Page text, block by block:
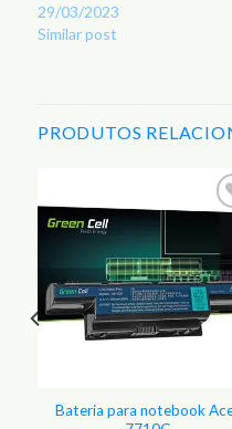
29/03/2023
Similar post
PRODUTOS
Bateria para notebook